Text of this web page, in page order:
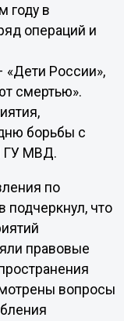
году в
операций и
«Дети России»,
смертью».
борьбы с
ГУ МВД.
по
подчеркнул, что
правовые
вопросы